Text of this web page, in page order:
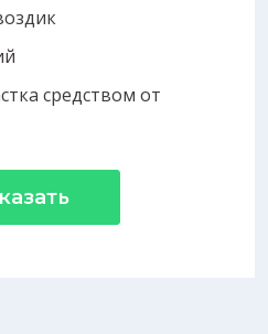
средством от